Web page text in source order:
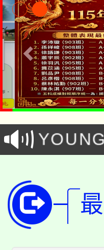
「本色
場熱烈
8/21下
徵才活
局官網
8月14
開!
115年
田徑場
桃園市